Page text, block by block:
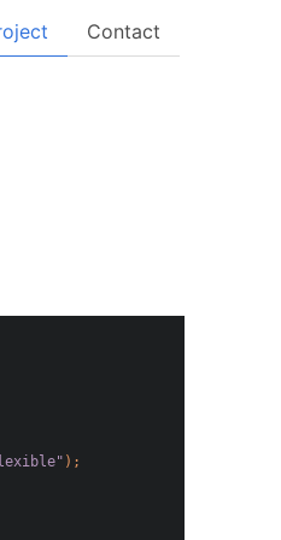
Contact
) ;